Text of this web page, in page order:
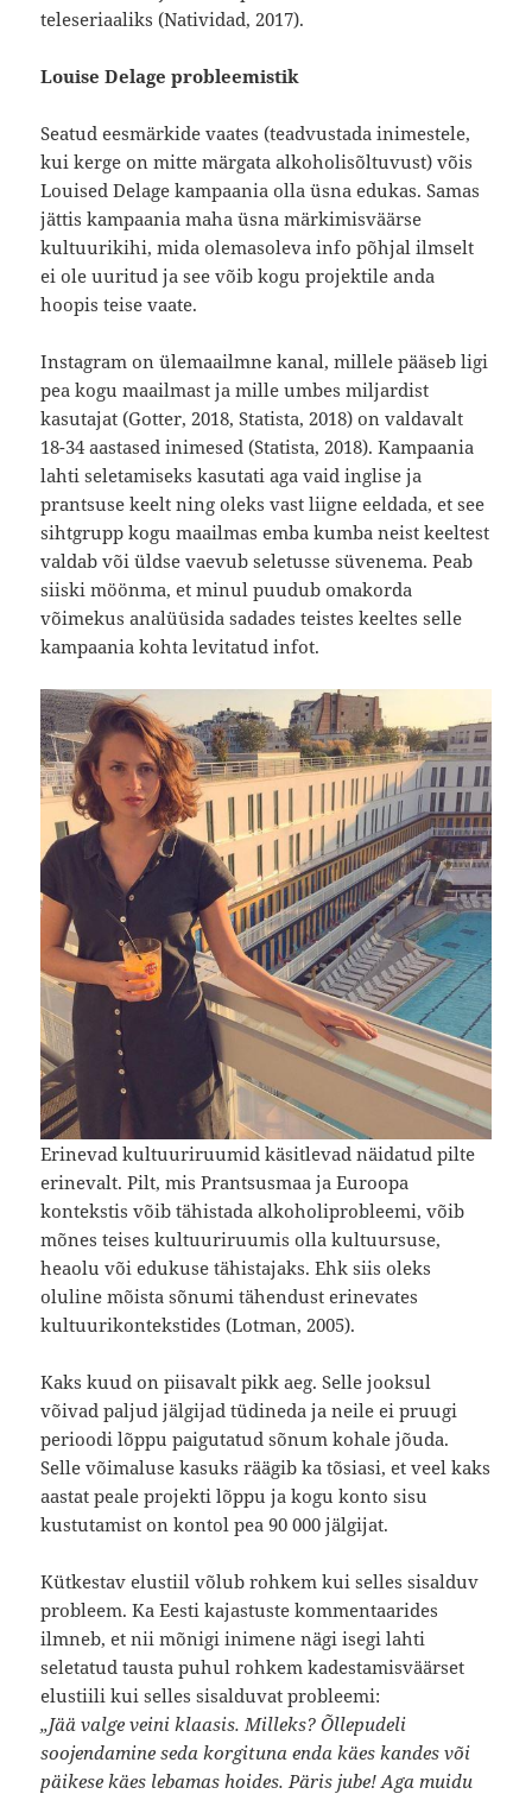
teleseriaaliks (Natividad, 2017).
Louise Delage probleemistik
Seatud eesmärkide vaates (teadvustada inimestele,
kui kerge on mitte märgata alkoholisõltuvust) võis
Louised Delage kampaania olla üsna edukas. Samas
jättis kampaania maha üsna märkimisväärse
kultuurikihi, mida olemasoleva info põhjal ilmselt
ei ole uuritud ja see võib kogu projektile anda
hoopis teise vaate.
Instagram on ülemaailmne kanal, millele pääseb ligi
pea kogu maailmast ja mille umbes miljardist
kasutajat (Gotter, 2018, Statista, 2018) on valdavalt
18-34 aastased inimesed (Statista, 2018). Kampaania
lahti seletamiseks kasutati aga vaid inglise ja
prantsuse keelt ning oleks vast liigne eeldada, et see
sihtgrupp kogu maailmas emba kumba neist keeltest
valdab või üldse vaevub seletusse süvenema. Peab
siiski möönma, et minul puudub omakorda
võimekus analüüsida sadades teistes keeltes selle
kampaania kohta levitatud infot.
Erinevad kultuuriruumid käsitlevad näidatud pilte
erinevalt. Pilt, mis Prantsusmaa ja Euroopa
kontekstis võib tähistada alkoholiprobleemi, võib
mõnes teises kultuuriruumis olla kultuursuse,
heaolu või edukuse tähistajaks. Ehk siis oleks
oluline mõista sõnumi tähendust erinevates
kultuurikontekstides (Lotman, 2005).
Kaks kuud on piisavalt pikk aeg. Selle jooksul
võivad paljud jälgijad tüdineda ja neile ei pruugi
perioodi lõppu paigutatud sõnum kohale jõuda.
Selle võimaluse kasuks räägib ka tõsiasi, et veel kaks
aastat peale projekti lõppu ja kogu konto sisu
kustutamist on kontol pea 90 000 jälgijat.
Kütkestav elustiil võlub rohkem kui selles sisalduv
probleem. Ka Eesti kajastuste kommentaarides
ilmneb, et nii mõnigi inimene nägi isegi lahti
seletatud tausta puhul rohkem kadestamisväärset
elustiili kui selles sisalduvat probleemi:
„Jää valge veini klaasis. Milleks? Õllepudeli
soojendamine seda korgituna enda käes kandes või
päikese käes lebamas hoides. Päris jube! Aga muidu